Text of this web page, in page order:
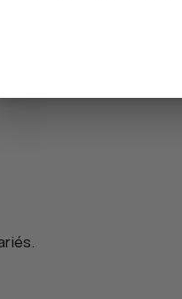
pendant cinq ans.
anticipé sont autorisés